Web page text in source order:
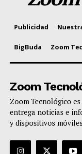
Publicidad
BigBuda Zoom
Zoom
Zoom Tecnológico
entrega noticias e
y dispositivos